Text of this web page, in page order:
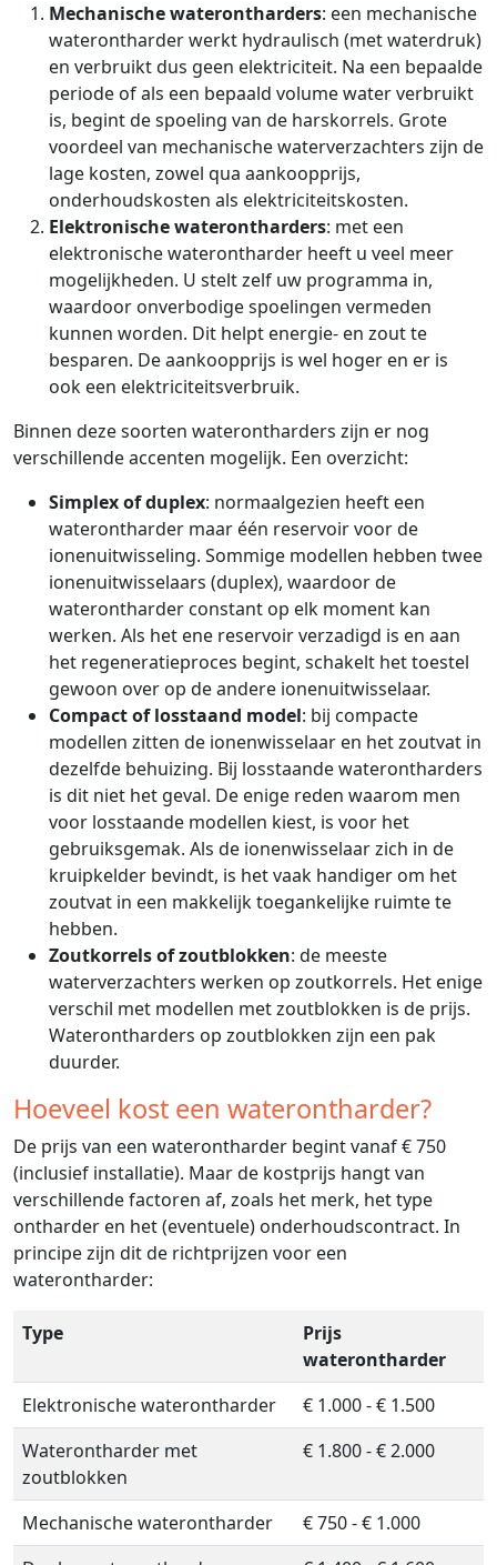
Mechanische waterontharders: een mechanische
waterontharder werkt hydraulisch (met waterdruk)
en verbruikt dus geen elektriciteit. Na een bepaalde
periode of als een bepaald volume water verbruikt
is, begint de spoeling van de harskorrels. Grote
voordeel van mechanische waterverzachters zijn de
lage kosten, zowel qua aankoopprijs,
onderhoudskosten als elektriciteitskosten.
Elektronische waterontharders: met een
elektronische waterontharder heeft u veel meer
mogelijkheden. U stelt zelf uw programma in,
waardoor onverbodige spoelingen vermeden
kunnen worden. Dit helpt energie- en zout te
besparen. De aankoopprijs is wel hoger en er is
ook een elektriciteitsverbruik.
Binnen deze soorten waterontharders zijn er nog
verschillende accenten mogelijk. Een overzicht:
Simplex of duplex: normaalgezien heeft een
waterontharder maar één reservoir voor de
ionenuitwisseling. Sommige modellen hebben twee
ionenuitwisselaars (duplex), waardoor de
waterontharder constant op elk moment kan
werken. Als het ene reservoir verzadigd is en aan
het regeneratieproces begint, schakelt het toestel
gewoon over op de andere ionenuitwisselaar.
Compact of losstaand model: bij compacte
modellen zitten de ionenwisselaar en het zoutvat in
dezelfde behuizing. Bij losstaande waterontharders
is dit niet het geval. De enige reden waarom men
voor losstaande modellen kiest, is voor het
gebruiksgemak. Als de ionenwisselaar zich in de
kruipkelder bevindt, is het vaak handiger om het
zoutvat in een makkelijk toegankelijke ruimte te
hebben.
Zoutkorrels of zoutblokken: de meeste
waterverzachters werken op zoutkorrels. Het enige
verschil met modellen met zoutblokken is de prijs.
Waterontharders op zoutblokken zijn een pak
duurder.
Hoeveel kost een waterontharder?
De prijs van een waterontharder begint vanaf € 750
(inclusief installatie). Maar de kostprijs hangt van
verschillende factoren af, zoals het merk, het type
ontharder en het (eventuele) onderhoudscontract. In
principe zijn dit de richtprijzen voor een
waterontharder:
Type
Prijs
waterontharder
Elektronische waterontharder
€ 1.000 - € 1.500
Waterontharder met
zoutblokken
€ 1.800 - € 2.000
Mechanische waterontharder
€ 750 - € 1.000